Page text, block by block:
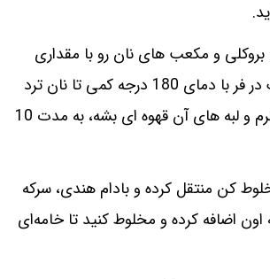
و مکعب های نان رو با مقداری
روغن زیتون و نمک در فر با دمای 180 درجه کمی تا نان ترد
بشه و کلم بروکلی نرم و لبه های آن قهوه ای بشه، به مدت 10
کن منتقل کرده و بادام هندی، سرکه
اضافه کرده و مخلوط کنید تا خامه‌ای